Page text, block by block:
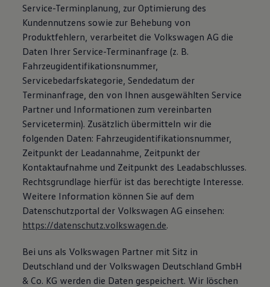
Service-Terminplanung, zur Optimierung des
Kundennutzens sowie zur Behebung von
Produktfehlern, verarbeitet die Volkswagen AG die
Daten Ihrer Service-Terminanfrage (z. B.
Fahrzeugidentifikationsnummer,
Servicebedarfskategorie, Sendedatum der
Terminanfrage, den von Ihnen ausgewählten Service
Partner und Informationen zum vereinbarten
Servicetermin). Zusätzlich übermitteln wir die
folgenden Daten: Fahrzeugidentifikationsnummer,
Zeitpunkt der Leadannahme, Zeitpunkt der
Kontaktaufnahme und Zeitpunkt des Leadabschlusses.
Rechtsgrundlage hierfür ist das berechtigte Interesse.
Weitere Information können Sie auf dem
Datenschutzportal der Volkswagen AG einsehen:
https://datenschutz.volkswagen.de.
Bei uns als Volkswagen Partner mit Sitz in
Deutschland und der Volkswagen Deutschland GmbH
& Co. KG werden die Daten gespeichert. Wir löschen